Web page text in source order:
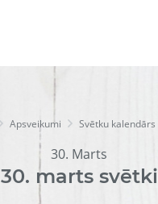
Apsveikumi Svētku kalendārs
30. Marts
30. martssvētki